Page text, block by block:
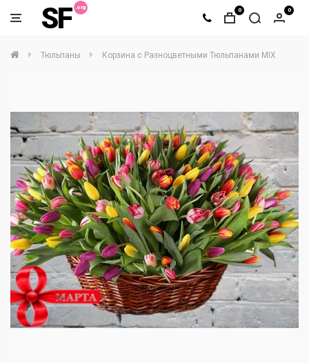
SF 0 0
Тюльпаны Корзина с Разноцветными Тюльпанами MIX